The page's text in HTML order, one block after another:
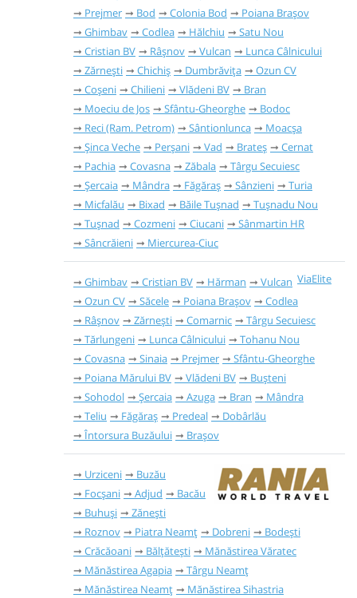
Prejmer
Bod Colonia Bod
Poiana Brașov
Ghimbav
Codlea Hălchiu
Satu Nou
Cristian BV
Râşnov Vulcan
Lunca Câlnicului
Zărnești
Chichiș Dumbrăvița
Ozun CV
Coșeni
Chilieni Vlădeni BV
Bran
Moeciu de Jos
Sfântu-Gheorghe
Bodoc
Reci (Ram. Petrom)
Sântionlunca
Moacșa
Șinca Veche
Perșani Vad Brateș
Cernat
Pachia
Covasna Zăbala
Târgu Secuiesc
Șercaia
Mândra Făgăraș Sânzieni
Turia
Micfalău
Bixad Băile Tușnad
Tușnadu Nou
Tușnad
Cozmeni Ciucani
Sânmartin HR
Sâncrăieni
Miercurea-Ciuc
ViaElite
Ghimbav Cristian BV Hărman
Vulcan
Ozun CV
Săcele Poiana Brașov
Codlea
Râşnov
Zărnești Comarnic
Târgu Secuiesc
Tărlungeni
Lunca Câlnicului
Tohanu Nou
Covasna
Sinaia Prejmer
Sfântu-Gheorghe
Poiana Mărului BV
Vlădeni BV
Bușteni
Sohodol
Șercaia Azuga Bran
Mândra
Teliu
Făgăraș Predeal
Dobârlău
Întorsura Buzăului
Brașov
Urziceni
Buzău
Focșani
Adjud
Bacău
Buhuși
Zănești
Roznov
Piatra Neamț Dobreni
Bodești
Crăcăoani
Bălțătești
Mănăstirea Văratec
Mănăstirea Agapia
Târgu Neamț
Mănăstirea Neamţ
Mănăstirea Sihastria